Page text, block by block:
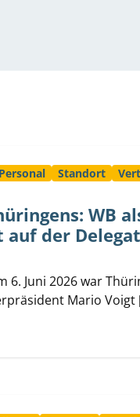
Personal Standort
WB
auf der
6. Juni 2026 war
Mario Voigt